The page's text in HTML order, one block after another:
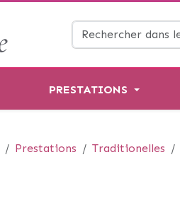
PRESTATIONS
Prestations Traditionelles